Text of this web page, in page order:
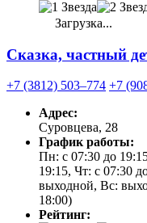
Загрузка...
Сказка, частный
+7 (3812) 503‒774 +7
Адрес:
Суровцева, 28
График работы:
Пн: с 07:30 до
19:15, Чт: с 07:30
выходной, Вс:
18:00)
Рейтинг: